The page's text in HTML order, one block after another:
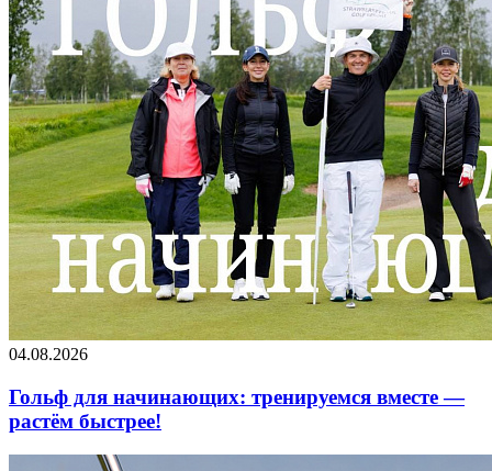
04.08.2026
Гольф для начинающих: тренируемся вместе —
растём быстрее!